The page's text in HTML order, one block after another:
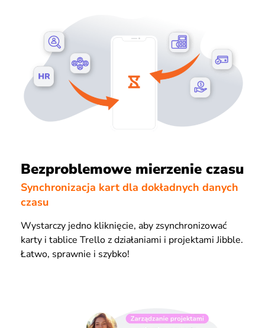
Bezproblemowe mierzenie czasu
Synchronizacja kart dla dokładnych danych
czasu
Wystarczy jedno kliknięcie, aby zsynchronizować
karty i tablice Trello z działaniami i projektami Jibble.
Łatwo, sprawnie i szybko!